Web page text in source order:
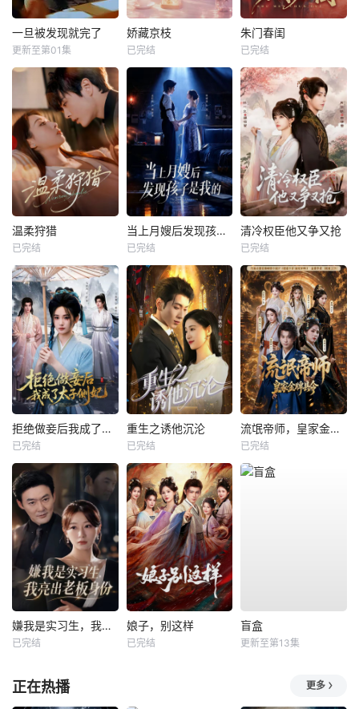
一旦被发现就完了
更新至第01集
娇藏京枝
已完结
朱门春闺
已完结
温柔狩猎
已完结
当上月嫂后发现孩子是我的
已完结
清冷权臣他又争又抢
已完结
拒绝做妾后我成了太子侧妃
已完结
重生之诱他沉沦
已完结
流氓帝师，皇家金牌县令
已完结
嫌我是实习生，我亮出老板身份
已完结
娘子，别这样
已完结
盲盒
更新至第13集
正在热播 更多